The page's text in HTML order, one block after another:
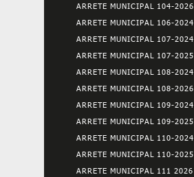
ARRETE MUNICIPAL 104-2026
ARRETE MUNICIPAL 106-2024
ARRETE MUNICIPAL 107-2024
ARRETE MUNICIPAL 107-2025
ARRETE MUNICIPAL 108-2024
ARRETE MUNICIPAL 108-2026
ARRETE MUNICIPAL 109-2024
ARRETE MUNICIPAL 109-2025
ARRETE MUNICIPAL 110-2024
ARRETE MUNICIPAL 110-2025
ARRETE MUNICIPAL 111 2026